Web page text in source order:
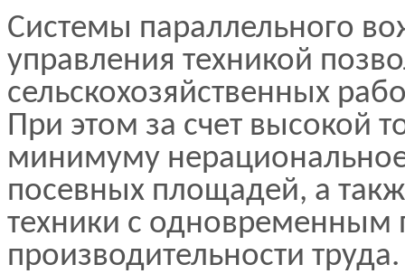
Системы параллельного
управления техникой
сельскохозяйственных
При этом за счет высокой
минимуму
посевных площадей, а
техники с
производительности труда.